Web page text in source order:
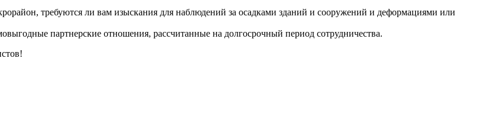
требуются ли вам изыскания для наблюдений за осадками зданий и сооружений и деформациями или
партнерские отношения, рассчитанные на долгосрочный период сотрудничества.